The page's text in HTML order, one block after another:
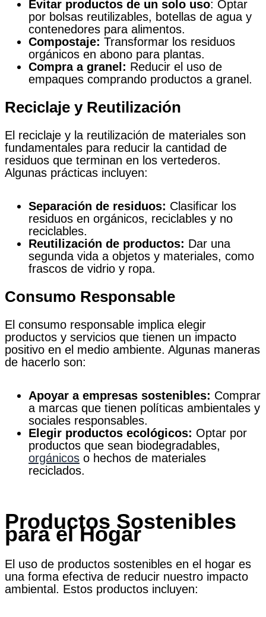
Evitar productos de un solo uso: Optar
por bolsas reutilizables, botellas de agua y
contenedores para alimentos.
Compostaje: Transformar los residuos
orgánicos en abono para plantas.
Compra a granel: Reducir el uso de
empaques comprando productos a granel.
Reciclaje y Reutilización
El reciclaje y la reutilización de materiales son
fundamentales para reducir la cantidad de
residuos que terminan en los vertederos.
Algunas prácticas incluyen:
Separación de residuos: Clasificar los
residuos en orgánicos, reciclables y no
reciclables.
Reutilización de productos: Dar una
segunda vida a objetos y materiales, como
frascos de vidrio y ropa.
Consumo Responsable
El consumo responsable implica elegir
productos y servicios que tienen un impacto
positivo en el medio ambiente. Algunas maneras
de hacerlo son:
Apoyar a empresas sostenibles: Comprar
a marcas que tienen políticas ambientales y
sociales responsables.
Elegir productos ecológicos: Optar por
productos que sean biodegradables,
orgánicos o hechos de materiales
reciclados.
Productos Sostenibles
para el Hogar
El uso de productos sostenibles en el hogar es
una forma efectiva de reducir nuestro impacto
ambiental. Estos productos incluyen: